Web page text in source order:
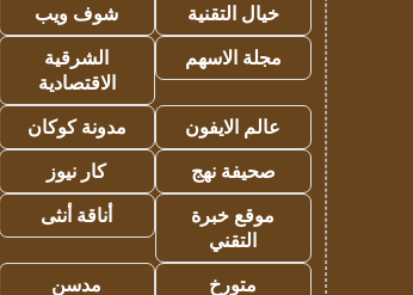
خيال التقنية
شوف ويب
مجلة الاسهم
الشرقية
الاقتصادية
عالم الايفون
مدونة كوكان
صحيفة نهج
كار نيوز
موقع خبرة
التقني
أناقة أنثى
متورخ
مدسن